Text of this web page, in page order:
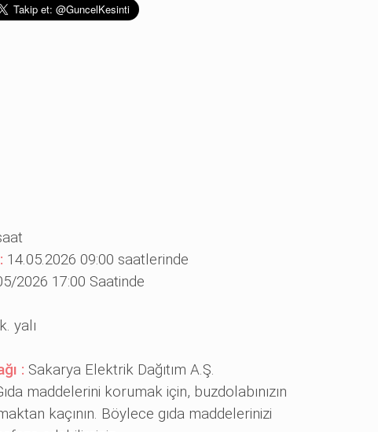
14.05.2026 09:00 saatlerinde
2026 17:00 Saatinde
yalı
: Sakarya Elektrik Dağıtım A.Ş.
maddelerini korumak için, buzdolabınızın
kaçının. Böylece gıda maddelerinizi